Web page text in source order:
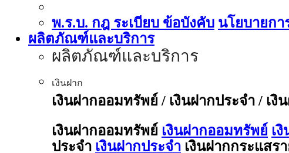
พ.ร.บ. กฎ ระเบียบ ข้อบังคับ นโยบายกา
ผลิตภัณฑ์และบริการ
ผลิตภัณฑ์และบริการ
เงินฝาก
เงินฝากออมทรัพย์ / เงินฝากประจำ / เงิ
เงินฝากออมทรัพย์ เงินฝากออมทรัพย์ เ
ประจำ เงินฝากประจำ เงินฝากกระแสร